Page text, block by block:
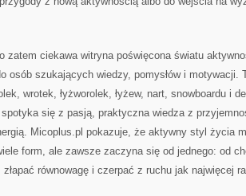
zatem ciekawa witryna poświęcona światu
osób szukających wiedzy, pomysłów i motywacji.
wrotek, łyżworolek, łyżew, nart, snowboardu i
się z pasją, praktyczna wiedza z
Micoplus.pl pokazuje, że aktywny styl życia
form, ale zawsze zaczyna się od jednego: od
złapać równowagę i czerpać z ruchu jak najwięcej